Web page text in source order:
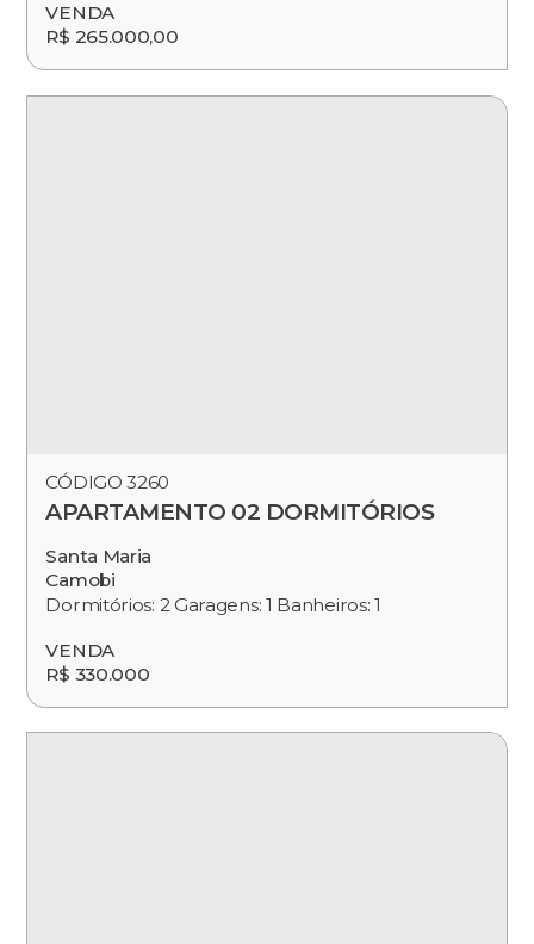
VENDA
R$ 265.000,00
CÓDIGO 3260
APARTAMENTO 02 DORMITÓRIOS
Santa Maria
Camobi
Dormitórios: 2 Garagens: 1 Banheiros: 1
VENDA
R$ 330.000